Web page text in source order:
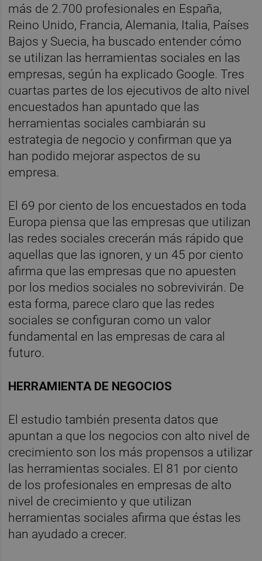
más de 2.700 profesionales en España,
Reino Unido, Francia, Alemania, Italia, Países
Bajos y Suecia, ha buscado entender cómo
se utilizan las herramientas sociales en las
empresas, según ha explicado Google. Tres
cuartas partes de los ejecutivos de alto nivel
encuestados han apuntado que las
herramientas sociales cambiarán su
estrategia de negocio y confirman que ya
han podido mejorar aspectos de su
empresa.
El 69 por ciento de los encuestados en toda
Europa piensa que las empresas que utilizan
las redes sociales crecerán más rápido que
aquellas que las ignoren, y un 45 por ciento
afirma que las empresas que no apuesten
por los medios sociales no sobrevivirán. De
esta forma, parece claro que las redes
sociales se configuran como un valor
fundamental en las empresas de cara al
futuro.
HERRAMIENTA DE NEGOCIOS
El estudio también presenta datos que
apuntan a que los negocios con alto nivel de
crecimiento son los más propensos a utilizar
las herramientas sociales. El 81 por ciento
de los profesionales en empresas de alto
nivel de crecimiento y que utilizan
herramientas sociales afirma que éstas les
han ayudado a crecer.